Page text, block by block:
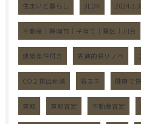
住まいと暮らし 3LDK
不動産｜静岡市｜子育て｜葵区｜川合
建築条件付き 先進的窓リノベ
CO２排出削減 省エネ 健康で
買取 買取査定 不動産査定